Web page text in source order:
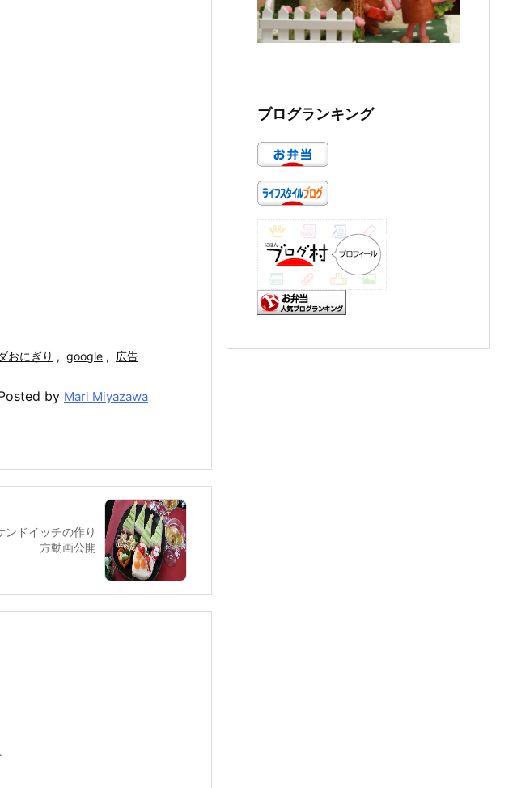
おにぎり , google , 広告
by Mari Miyazawa
ンドイッチの作り
方動画公開
ブログランキング